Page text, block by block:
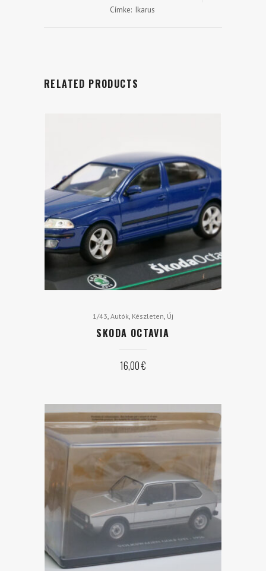
Címke: Ikarus
RELATED PRODUCTS
1/43, Autók, Készleten, Új
SKODA OCTAVIA
16,00€